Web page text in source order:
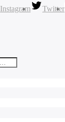
Instagram Twitter